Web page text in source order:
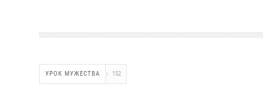
УРОК МУЖЕСТВА 152